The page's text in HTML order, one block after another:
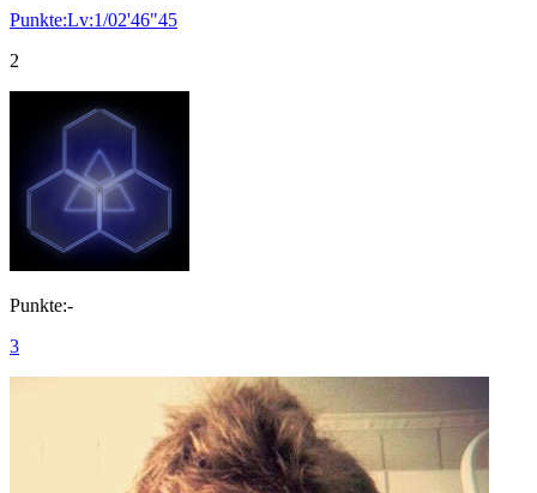
Punkte:Lv:1/02'46"45
2
Punkte:-
3